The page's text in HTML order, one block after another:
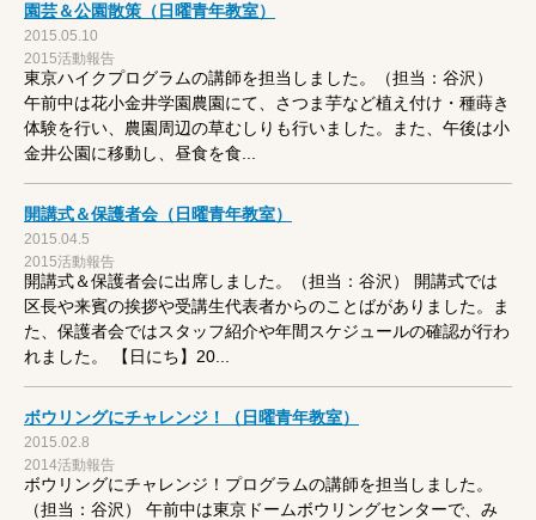
園芸＆公園散策（日曜青年教室）
2015.05.10
2015活動報告
東京ハイクプログラムの講師を担当しました。（担当：谷沢）
午前中は花小金井学園農園にて、さつま芋など植え付け・種蒔き
体験を行い、農園周辺の草むしりも行いました。また、午後は小
金井公園に移動し、昼食を食...
開講式＆保護者会（日曜青年教室）
2015.04.5
2015活動報告
開講式＆保護者会に出席しました。（担当：谷沢） 開講式では
区長や来賓の挨拶や受講生代表者からのことばがありました。ま
た、保護者会ではスタッフ紹介や年間スケジュールの確認が行わ
れました。 【日にち】20...
ボウリングにチャレンジ！（日曜青年教室）
2015.02.8
2014活動報告
ボウリングにチャレンジ！プログラムの講師を担当しました。
（担当：谷沢） 午前中は東京ドームボウリングセンターで、み